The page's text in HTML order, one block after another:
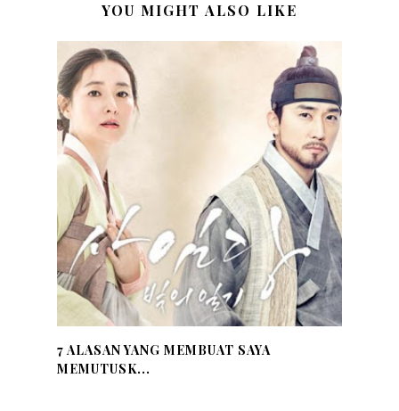
YOU MIGHT ALSO LIKE
7 ALASAN YANG MEMBUAT SAYA
MEMUTUSK...